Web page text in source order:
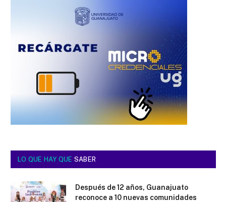
LO QUE HAY QUE SABER
Después de 12 años, Guanajuato
reconoce a 10 nuevas comunidades